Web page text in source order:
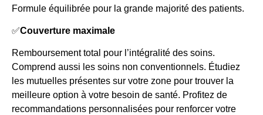
Formule équilibrée pour la grande majorité des patients.
✅Couverture maximale
Remboursement total pour l’intégralité des soins.
Comprend aussi les soins non conventionnels. Étudiez
les mutuelles présentes sur votre zone pour trouver la
meilleure option à votre besoin de santé. Profitez de
recommandations personnalisées pour renforcer votre